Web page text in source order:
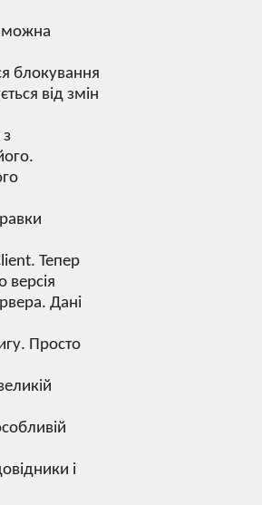
можна
блокування
від змін
Тепер
версія
Дані
Просто
і